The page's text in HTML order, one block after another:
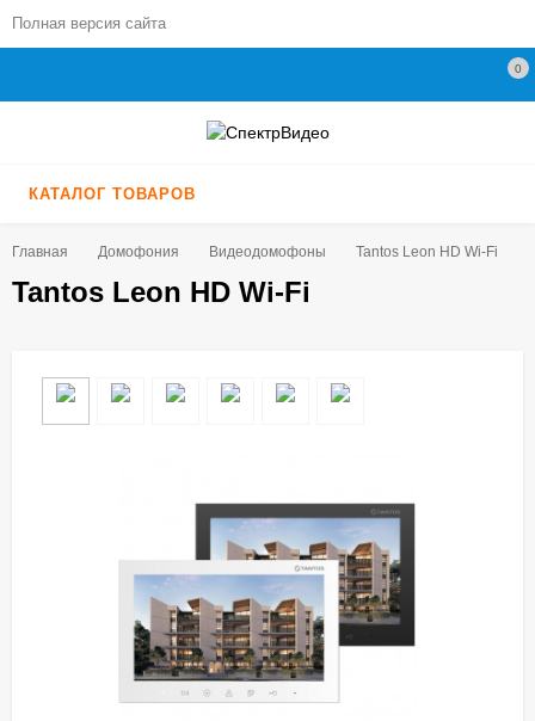
Полная версия сайта
0
КАТАЛОГ ТОВАРОВ
Главная Домофония Видеодомофоны Tantos Leon HD Wi-Fi
Tantos Leon HD Wi-Fi